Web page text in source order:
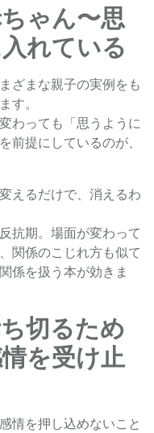
ゃん〜思
れている
ざまな親子の実例をも
す。
わっても「思うように
前提にしているのが、
えるだけで、消えるわ
抗期。場面が変わって
関係のこじれ方も似て
係を扱う本が効きま
切るため
を受け止
情を押し込めないこと